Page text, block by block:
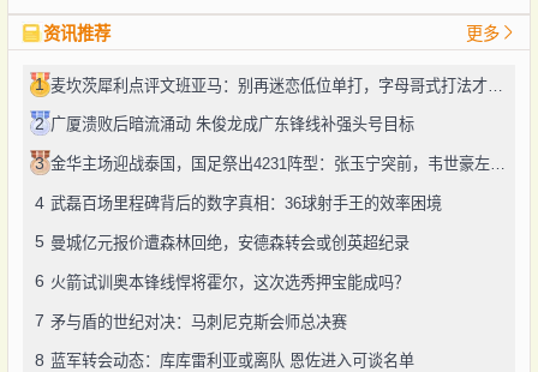
资讯推荐 更多
1 麦坎茨犀利点评文班亚马：别再迷恋低位单打，字母哥式打法才是未来
2 广厦溃败后暗流涌动 朱俊龙成广东锋线补强头号目标
3 金华主场迎战泰国，国足祭出4231阵型：张玉宁突前，韦世豪左路驰骋
4 武磊百场里程碑背后的数字真相：36球射手王的效率困境
5 曼城亿元报价遭森林回绝，安德森转会或创英超纪录
6 火箭试训奥本锋线悍将霍尔，这次选秀押宝能成吗？
7 矛与盾的世纪对决：马刺尼克斯会师总决赛
8 蓝军转会动态：库库雷利亚或离队 恩佐进入可谈名单